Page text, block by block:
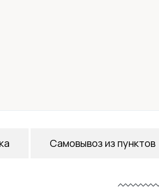
Самовывоз из пунктов